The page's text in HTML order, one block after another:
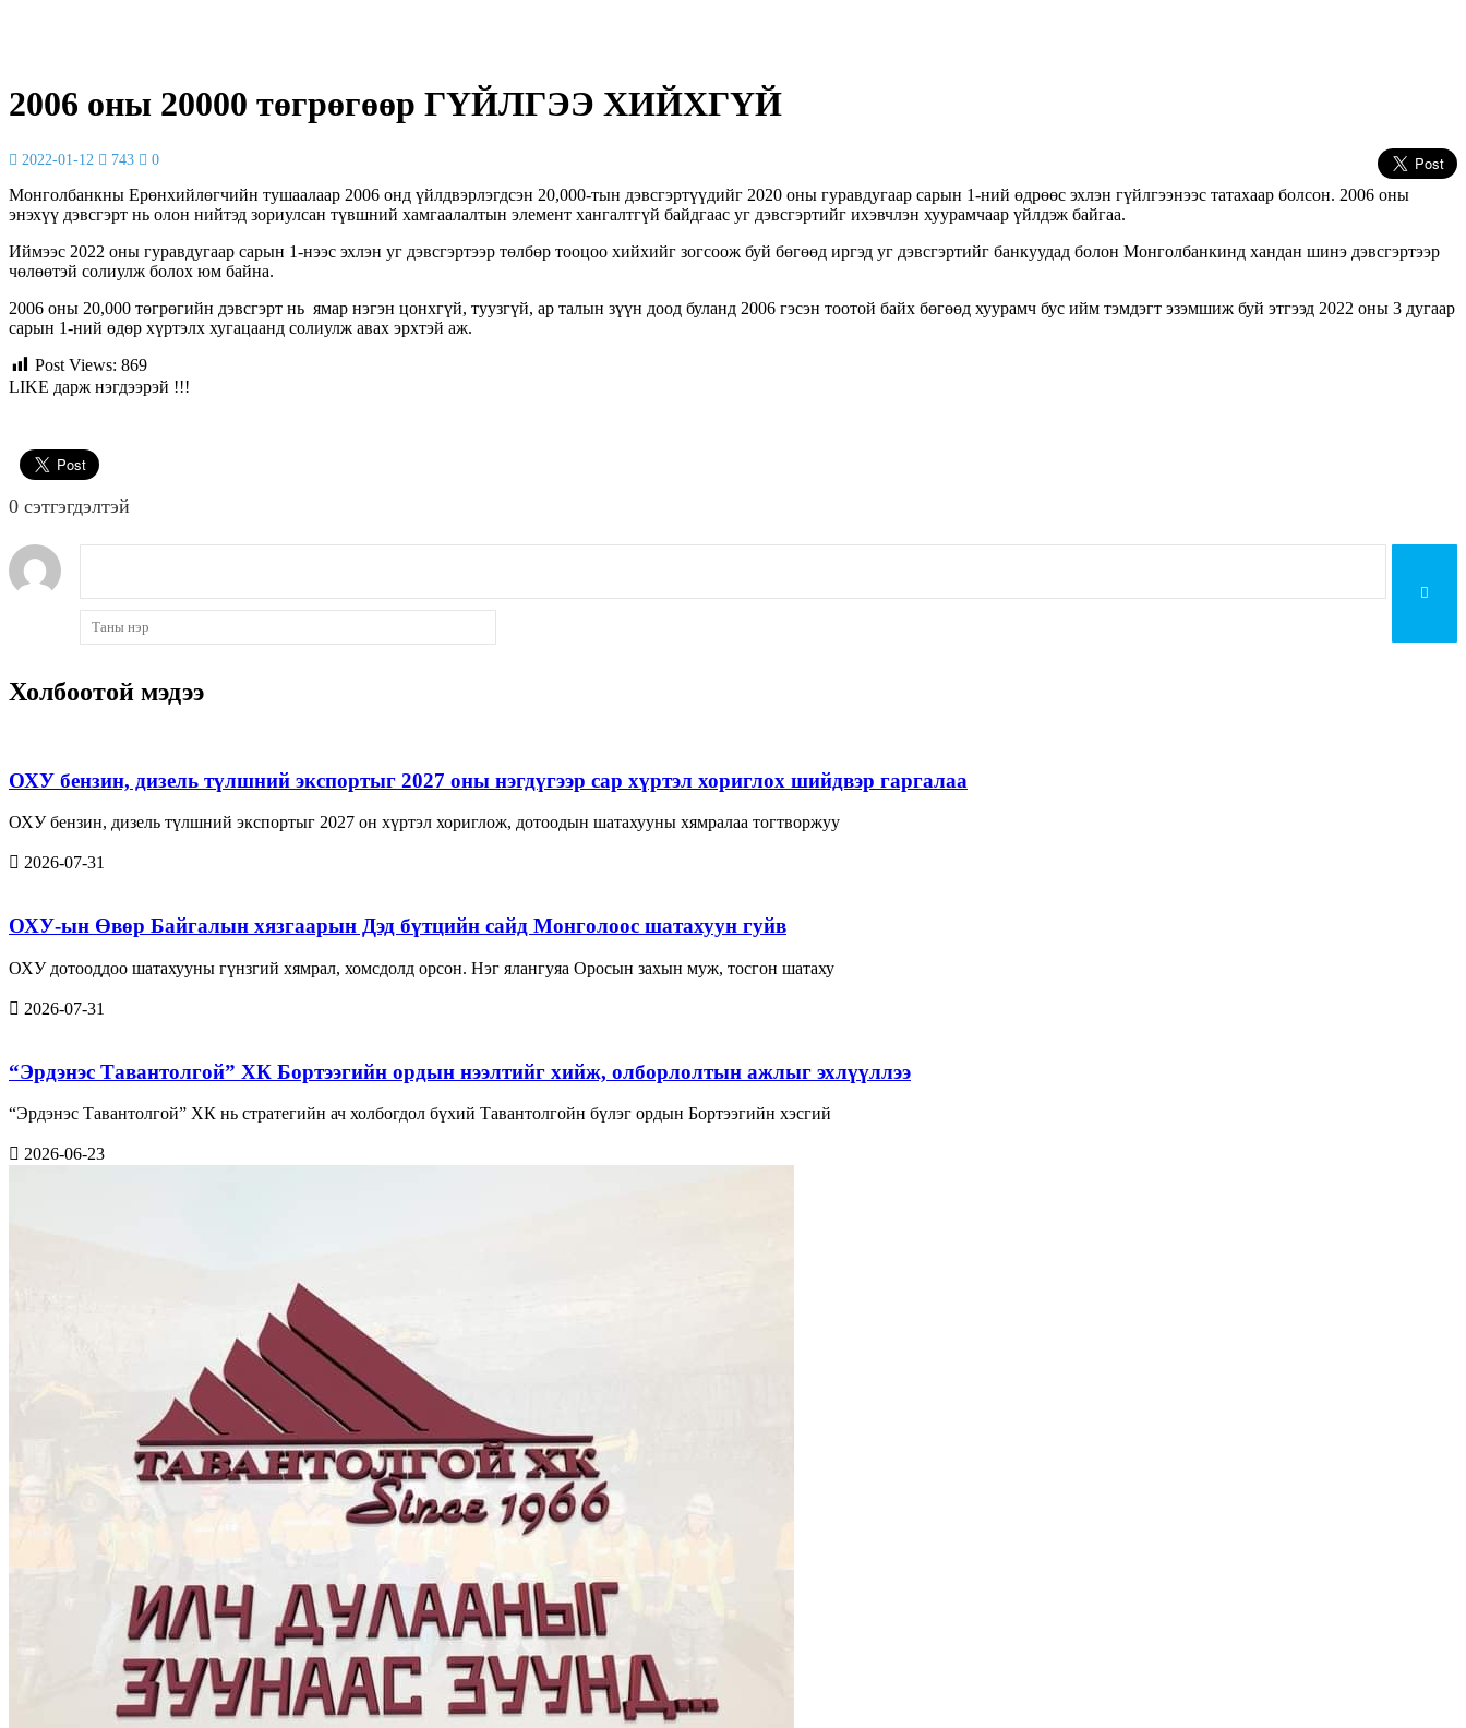
2006 оны 20000 төгрөгөөр ГҮЙЛГЭЭ ХИЙХГҮЙ
2022-01-12 743 0
Монголбанкны Ерөнхийлөгчийн тушаалаар 2006 онд үйлдвэрлэгдсэн 20,000-тын дэвсгэртүүдийг 2020 оны гуравдугаар сарын 1-ний өдрөөс эхлэн гүйлгээнээс татахаар болсон. 2006 оны
энэхүү дэвсгэрт нь олон нийтэд зориулсан түвшний хамгаалалтын элемент хангалтгүй байдгаас уг дэвсгэртийг ихэвчлэн хуурамчаар үйлдэж байгаа.
Иймээс 2022 оны гуравдугаар сарын 1-нээс эхлэн уг дэвсгэртээр төлбөр тооцоо хийхийг зогсоож буй бөгөөд иргэд уг дэвсгэртийг банкуудад болон Монголбанкинд хандан шинэ дэвсгэртээр
чөлөөтэй солиулж болох юм байна.
2006 оны 20,000 төгрөгийн дэвсгэрт нь ямар нэгэн цонхгүй, туузгүй, ар талын зүүн доод буланд 2006 гэсэн тоотой байх бөгөөд хуурамч бус ийм тэмдэгт эзэмшиж буй этгээд 2022 оны 3 дугаар
сарын 1-ний өдөр хүртэлх хугацаанд солиулж авах эрхтэй аж.
Post Views: 869
LIKE дарж нэгдээрэй !!!
0 cэтгэгдэлтэй
Холбоотой мэдээ
ОХУ бензин, дизель түлшний экспортыг 2027 оны нэгдүгээр сар хүртэл хориглох шийдвэр гаргалаа
ОХУ бензин, дизель түлшний экспортыг 2027 он хүртэл хориглож, дотоодын шатахууны хямралаа тогтворжуу
2026-07-31
ОХУ-ын Өвөр Байгалын хязгаарын Дэд бүтцийн сайд Монголоос шатахуун гуйв
ОХУ дотооддоо шатахууны гүнзгий хямрал, хомсдолд орсон. Нэг ялангуяа Оросын захын муж, тосгон шатаху
2026-07-31
“Эрдэнэс Тавантолгой” ХК Бортээгийн ордын нээлтийг хийж, олборлолтын ажлыг эхлүүллээ
“Эрдэнэс Тавантолгой” ХК нь стратегийн ач холбогдол бүхий Тавантолгойн бүлэг ордын Бортээгийн хэсгий
2026-06-23